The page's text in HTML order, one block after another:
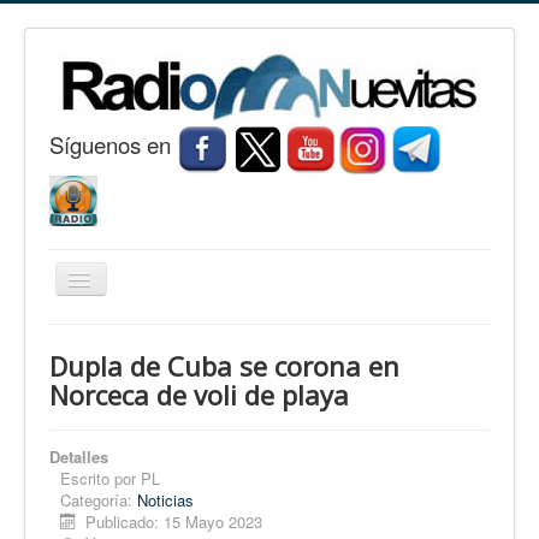
Síguenos en
Cambiar
Nuevitas
Conozca Nuevitas
Fotorreportaje
Dupla de Cuba se corona en
Norceca de voli de playa
Detalles
Escrito por PL
Categoría: Noticias
Publicado: 15 Mayo 2023